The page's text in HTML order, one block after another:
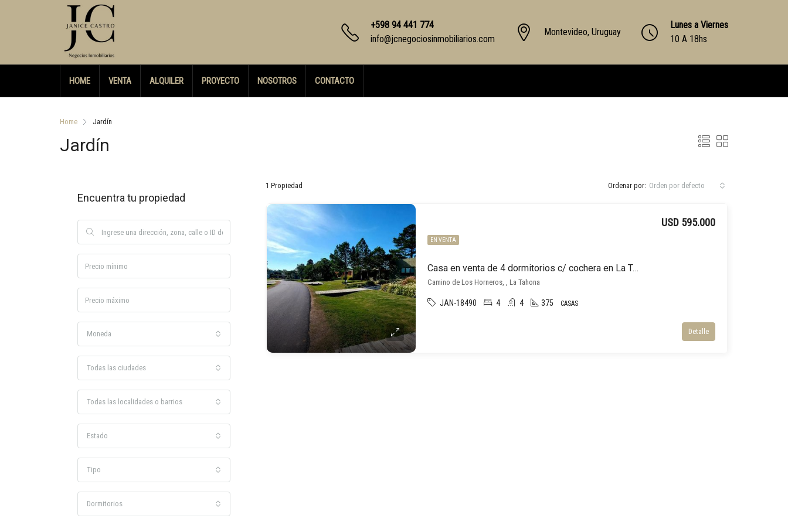
+598 94 441 774
info@jcnegociosinmobiliarios.com
Montevideo, Uruguay
Lunes a Viernes
10 A 18hs
HOME VENTA ALQUILER PROYECTO NOSOTROS CONTACTO
Home Jardín
Jardín
1 Propiedad Ordenar por: Orden por defecto
EN VENTA
Casa en venta de 4 dormitorios c/ cochera en La Tahona
USD 595.000
Camino de Los Horneros, , La Tahona
JAN-18490 4 4 375 CASAS
Detalle
Encuentra tu propiedad
Moneda
Todas las ciudades
Todas las localidades o barrios
Estado
Tipo
Dormitorios